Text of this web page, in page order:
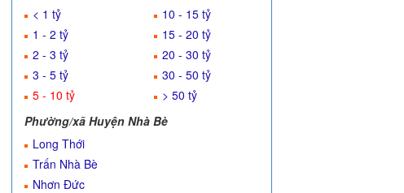
< 1 tỷ
1 - 2 tỷ
2 - 3 tỷ
3 - 5 tỷ
5 - 10 tỷ
10 - 15 tỷ
15 - 20 tỷ
20 - 30 tỷ
30 - 50 tỷ
> 50 tỷ
Phường/xã Huyện Nhà Bè
Long Thới
Trấn Nhà Bè
Nhơn Đức